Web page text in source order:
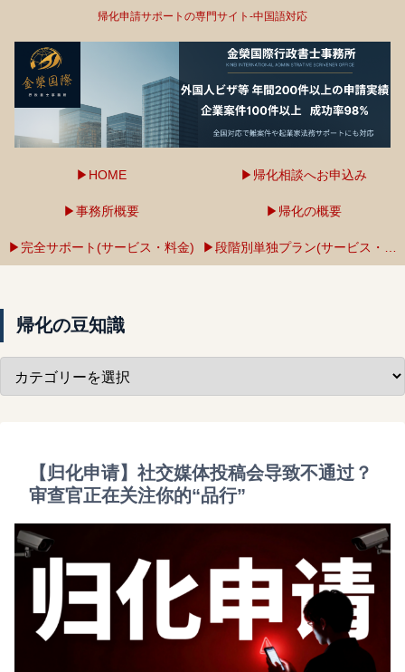
帰化申請サポートの専門サイト-中国語対応
▶HOME ▶帰化相談へお申込み
▶事務所概要 ▶帰化の概要
▶完全サポート(サービス・料金) ▶段階別単独プラン(サービス・料金)
帰化の豆知識
【归化申请】社交媒体投稿会导致不通过？
审查官正在关注你的“品行”